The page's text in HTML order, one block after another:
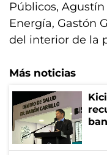
Públicos,
Energía, Gastón
del interior de la
Más noticias